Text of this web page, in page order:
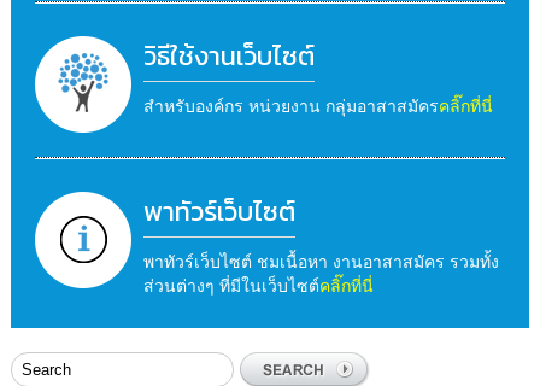
วิธีใช้งานเว็บไซต์
สำหรับองค์กร หน่วยงาน กลุ่มอาสาสมัครคลิ๊กที่นี่
พาทัวร์เว็บไซต์
พาทัวร์เว็บไซต์ ชมเนื้อหา งานอาสาสมัคร รวมทั้ง
ส่วนต่างๆ ที่มีในเว็บไซต์คลิ๊กที่นี่